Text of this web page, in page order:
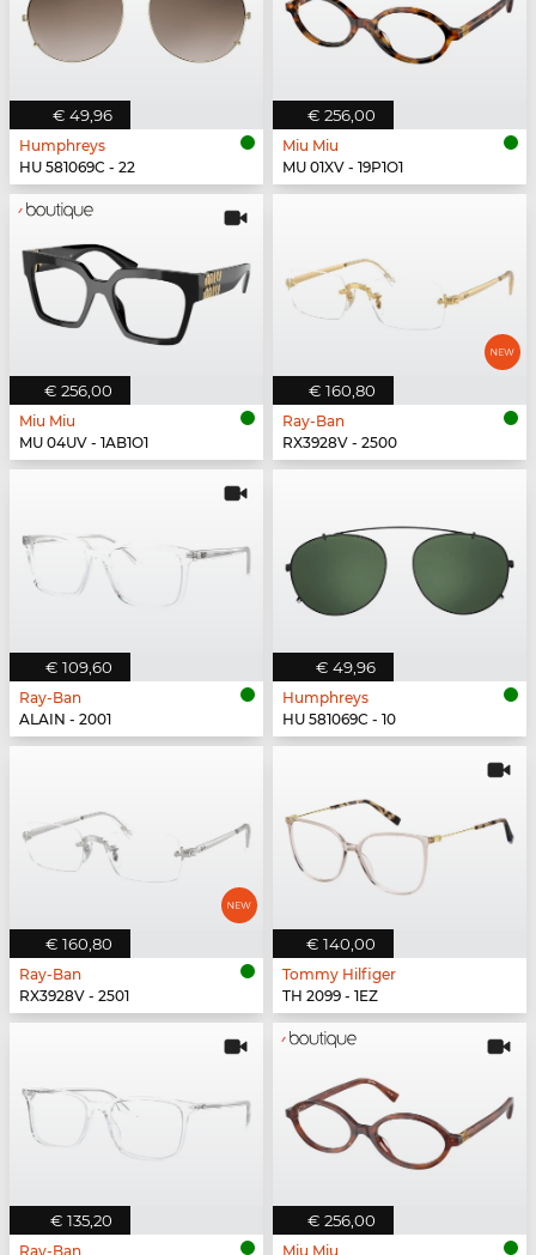
€ 49,96
Humphreys
HU 581069C - 22
€ 256,00
Miu Miu
MU 01XV - 19P1O1
€ 256,00
Miu Miu
MU 04UV - 1AB1O1
€ 160,80
Ray-Ban
RX3928V - 2500
€ 109,60
Ray-Ban
ALAIN - 2001
€ 49,96
Humphreys
HU 581069C - 10
€ 160,80
Ray-Ban
RX3928V - 2501
€ 140,00
Tommy Hilfiger
TH 2099 - 1EZ
€ 135,20
Ray-Ban
€ 256,00
Miu Miu